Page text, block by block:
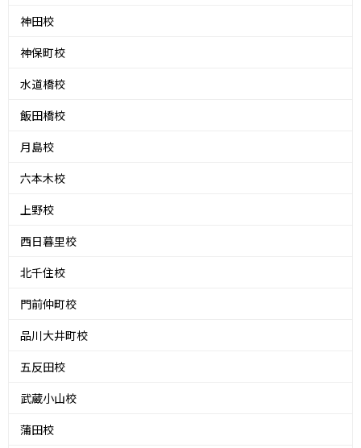
神田校
神保町校
水道橋校
飯田橋校
月島校
六本木校
上野校
西日暮里校
北千住校
門前仲町校
品川大井町校
五反田校
武蔵小山校
蒲田校